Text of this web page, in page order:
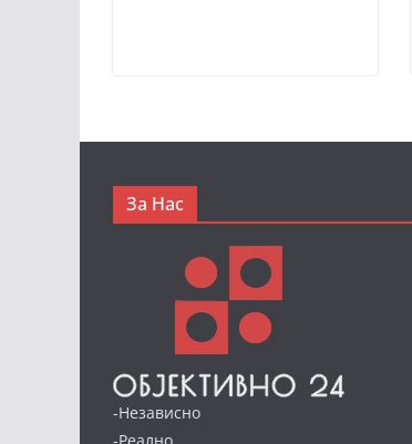
За Нас
-Независно